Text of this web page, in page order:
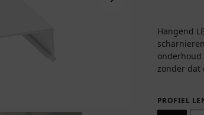
Hangend
onderhoud
zonder dat
PROFIEL